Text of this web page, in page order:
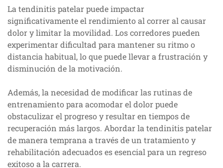
La tendinitis patelar puede impactar
significativamente el rendimiento al correr al causar
dolor y limitar la movilidad. Los corredores pueden
experimentar dificultad para mantener su ritmo o
distancia habitual, lo que puede llevar a frustración y
disminución de la motivación.
Además, la necesidad de modificar las rutinas de
entrenamiento para acomodar el dolor puede
obstaculizar el progreso y resultar en tiempos de
recuperación más largos. Abordar la tendinitis patelar
de manera temprana a través de un tratamiento y
rehabilitación adecuados es esencial para un regreso
exitoso a la carrera.